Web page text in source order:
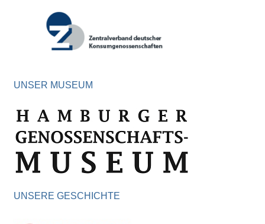
UNSER MUSEUM
UNSERE GESCHICHTE